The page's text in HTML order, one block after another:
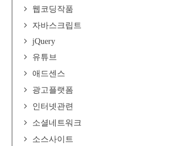
웹코딩작품
자바스크립트
jQuery
유튜브
애드센스
광고플랫폼
인터넷관련
소셜네트워크
소스사이트